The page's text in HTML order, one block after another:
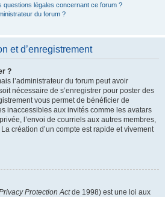
questions légales concernant ce forum ?
du forum ?
et d’enregistrement
?
l’administrateur du forum peut avoir
nécessaire de s’enregistrer pour poster des
vous permet de bénéficier de
inaccessibles aux invités comme les avatars
l’envoi de courriels aux autres membres,
création d’un compte est rapide et vivement
Protection Actde 1998) est une loi aux